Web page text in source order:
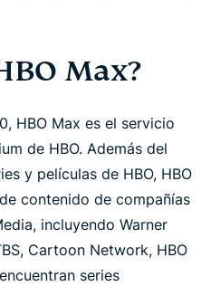
Max?
HBO Max es el servicio
de HBO. Además del
y películas de HBO, HBO
contenido de compañías
incluyendo Warner
Cartoon Network, HBO
series